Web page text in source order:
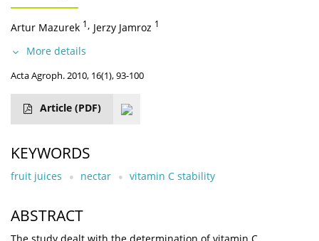
Artur Mazurek 1, Jerzy Jamroz 1
More details
Acta Agroph. 2010, 16(1), 93-100
Article (PDF)
KEYWORDS
fruit juices nectar vitamin C stability
ABSTRACT